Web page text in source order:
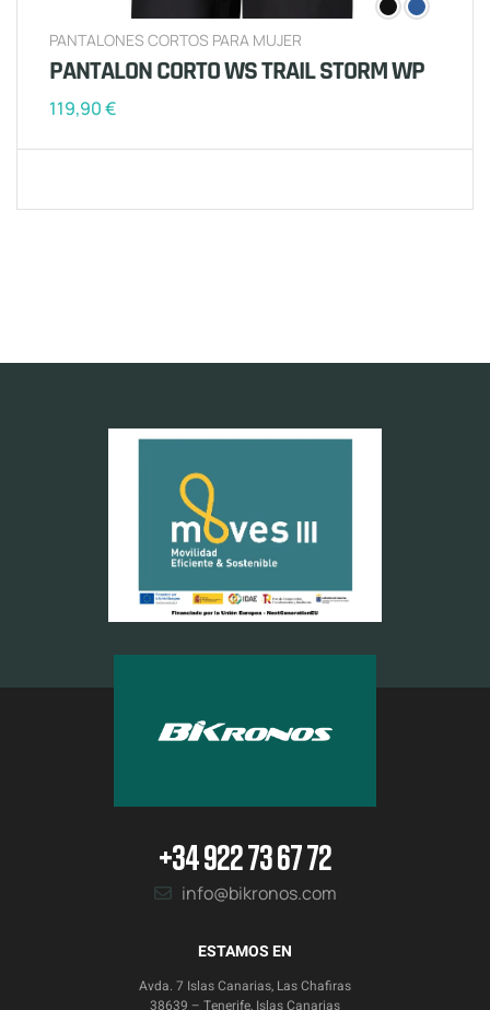
PANTALONES CORTOS PARA MUJER
PANTALON CORTO WS TRAIL STORM WP
119,90€
+34 922 73 67 72
info@bikronos.com
ESTAMOS EN
Avda. 7 Islas Canarias, Las Chafiras
38639 – Tenerife, Islas Canarias